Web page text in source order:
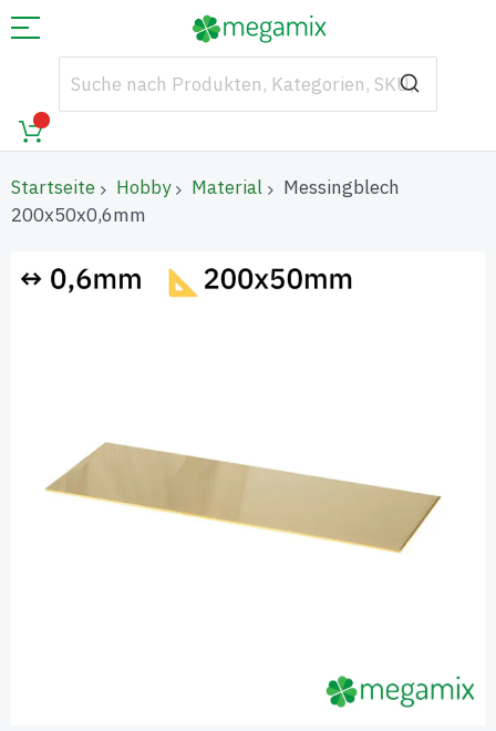
Startseite Hobby Material
Messingblech
200x50x0,6mm
Ende